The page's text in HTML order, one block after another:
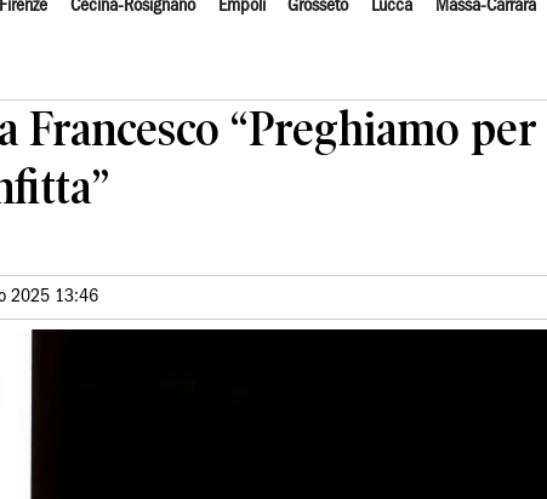
Firenze Cecina-Rosignano Empoli Grosseto Lucca Massa-Carrara
Francesco “Preghiamo
2025 13:46